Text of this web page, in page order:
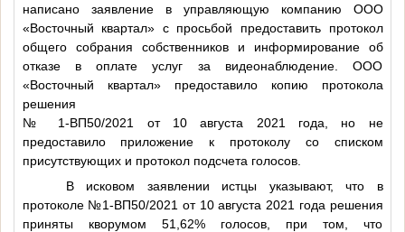
написано заявление в управляющую компанию ООО
«Восточный квартал» с просьбой предоставить протокол
общего собрания собственников и информирование об
отказе в оплате услуг за видеонаблюдение. ООО
«Восточный квартал» предоставило копию протокола
решения
№ 1-ВП50/2021 от 10 августа 2021 года, но не
предоставило приложение к протоколу со списком
присутствующих и протокол подсчета голосов.
В исковом заявлении истцы указывают, что в
протоколе №1-ВП50/2021 от 10 августа 2021 года решения
приняты кворумом 51,62% голосов, при том, что